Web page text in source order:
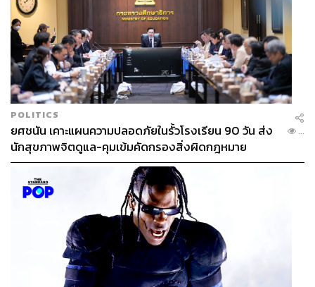
POLITICS
ยศชนัน เคาะแผนความปลอดภัยในรั้วโรงเรียน 90 วัน ส่ง
นักสุขภาพจิตดูแล-คุมเข้มคัดกรองสิ่งผิดกฎหมาย
...